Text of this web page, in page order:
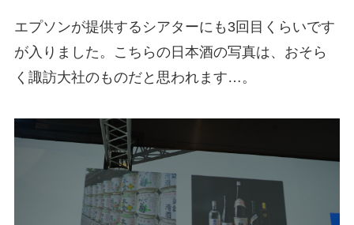
エプソンが提供するシアターにも3回目くらいです
が入りました。こちらの日本酒の写真は、おそら
く諏訪大社のものだと思われます…。